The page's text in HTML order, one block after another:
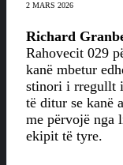
2 MARS 2026
Richard
Rahovecit 029
kanë mbetur
stinori i rregullt i
të ditur se kanë
me përvojë nga
ekipit të tyre.